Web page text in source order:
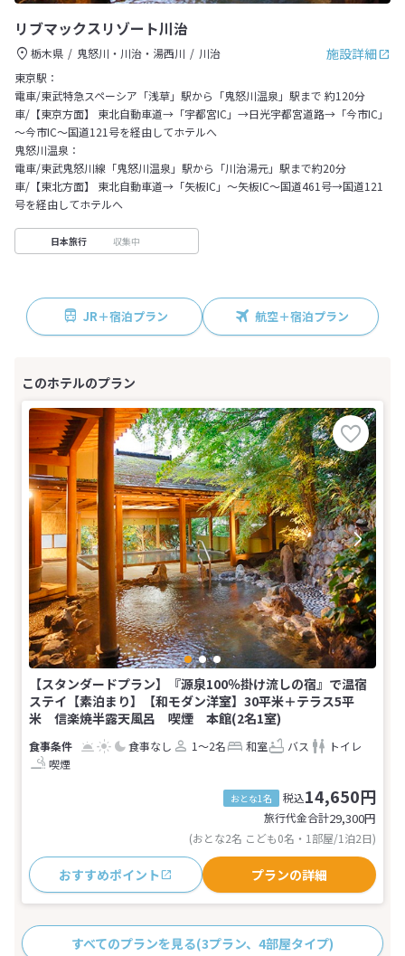
リブマックスリゾート川治
施設詳細
栃木県 鬼怒川・川治・湯西川
川治
東京駅：
電車/東武特急スペーシア「浅草」駅から「鬼怒川温泉」駅まで 約120分
車/【東京方面】 東北自動車道→「宇都宮IC」→日光宇都宮道路→「今市IC」
～今市IC～国道121号を経由してホテルへ
鬼怒川温泉：
電車/東武鬼怒川線「鬼怒川温泉」駅から「川治湯元」駅まで約20分
車/【東北方面】 東北自動車道→「矢板IC」～矢板IC～国道461号→国道121
号を経由してホテルへ
日本旅行 収集中
JR＋宿泊プラン 航空＋宿泊プラン
【スタンダードプラン】『源泉100％掛け流しの宿』で温宿
ステイ【素泊まり】【和モダン洋室】30平米＋テラス5平
米 信楽焼半露天風呂 喫煙 本館(2名1室)
食事なし 1～2名 和室 バス
トイレ
喫煙
おとな1名 税込14,650円
旅行代金合計29,300円
(おとな2名 こども0名・1部屋/1泊2日)
おすすめポイント プランの詳細
すべてのプランを見る(3プラン、4部屋タイプ)